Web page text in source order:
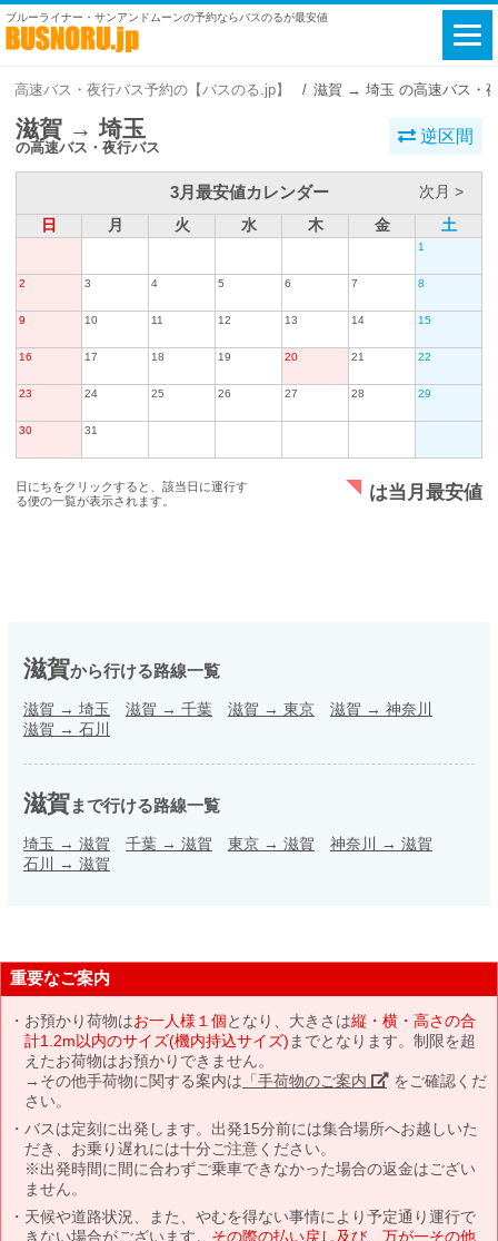
ブルーライナー・サンアンドムーンの予約ならバスのるが最安値
高速バス・夜行バス予約の【バスのる.jp】 滋賀 → 埼玉 の高速バス・
滋賀 → 埼玉
の高速バス・夜行バス
逆区間
3月最安値カレンダー
次月 >
日
月 火 水 木 金 土
1
2 3 4 5 6 7 8
9 10 11 12 13 14 15
16 17 18 19 20 21 22
23 24 25 26 27 28 29
30 31
日にちをクリックすると、該当日に運行す
る便の一覧が表示されます。
は当月最安値
滋賀から行ける路線一覧
滋賀 → 埼玉 滋賀 → 千葉 滋賀 → 東京 滋賀 → 神奈川
滋賀 → 石川
滋賀まで行ける路線一覧
埼玉 → 滋賀 千葉 → 滋賀 東京 → 滋賀 神奈川 → 滋賀
石川 → 滋賀
重要なご案内
お預かり荷物はお一人様１個となり、大きさは縦・横・高さの合
計1.2m以内のサイズ(機内持込サイズ) までとなります。制限を超
えたお荷物はお預かりできません。
→その他手荷物に関する案内は 「手荷物のご案内」 をご確認くだ
さい。
バスは定刻に出発します。出発15分前には集合場所へお越しいた
だき、お乗り遅れには十分ご注意ください。
※出発時間に間に合わずご乗車できなかった場合の返金はござい
ません。
天候や道路状況、また、やむを得ない事情により予定通り運行で
きない場合がございます。 その際の払い戻し及び、万が一その他